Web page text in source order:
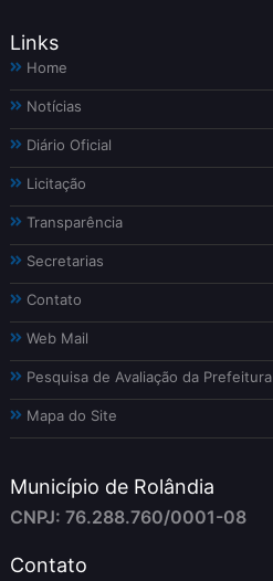
Links
Home
Notícias
Diário Oficial
Licitação
Transparência
Secretarias
Contato
Web Mail
Pesquisa de Avaliação da Prefeitura
Mapa do Site
Município de Rolândia
CNPJ: 76.288.760/0001-08
Contato